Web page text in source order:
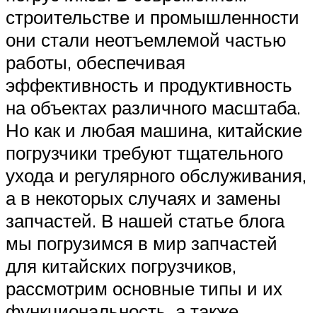
строительстве и промышленности
они стали неотъемлемой частью
работы, обеспечивая
эффективность и продуктивность
на объектах различного масштаба.
Но как и любая машина, китайские
погрузчики требуют тщательного
ухода и регулярного обслуживания,
а в некоторых случаях и замены
запчастей. В нашей статье блога
мы погрузимся в мир запчастей
для китайских погрузчиков,
рассмотрим основные типы и их